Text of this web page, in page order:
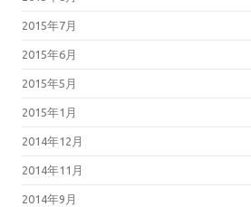
2015年7月
2015年6月
2015年5月
2015年1月
2014年12月
2014年11月
2014年9月